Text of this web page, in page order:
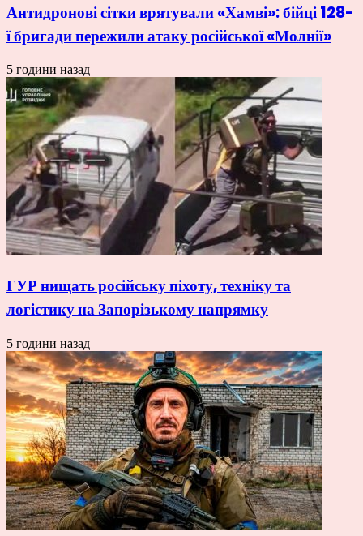
Антидронові сітки врятували «Хамві»: бійці 128-
ї бригади пережили атаку російської «Молнії»
5 години назад
ГУР нищать російську піхоту, техніку та
логістику на Запорізькому напрямку
5 години назад